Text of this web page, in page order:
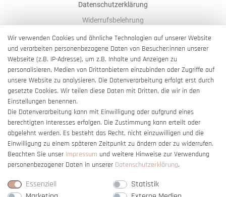
Datenschutzerklärung
Widerrufsbelehrung
AGB
Impressum
Barrierefreiheitserklärung
Vertrag widerrufen
Wir verwenden Cookies und ähnliche Technologien auf unserer Website
und verarbeiten personenbezogene Daten von Besucher:innen unserer
Webseite (z.B. IP-Adresse), um z.B. Inhalte und Anzeigen zu
personalisieren, Medien von Drittanbietern einzubinden oder Zugriffe auf
unsere Website zu analysieren. Die Datenverarbeitung erfolgt erst durch
gesetzte Cookies. Wir teilen diese Daten mit Dritten, die wir in den
Einstellungen benennen.
Die Datenverarbeitung kann mit Einwilligung oder aufgrund eines
berechtigten Interesses erfolgen. Die Zustimmung kann erteilt oder
abgelehnt werden. Es besteht das Recht, nicht einzuwilligen und die
Einwilligung zu einem späteren Zeitpunkt zu ändern oder zu widerrufen.
Beachten Sie unser Impressum und weitere Hinweise zur Verwendung
personenbezogener Daten in unserer Daten­schutz­erklärung.
Essenziell
Statistik